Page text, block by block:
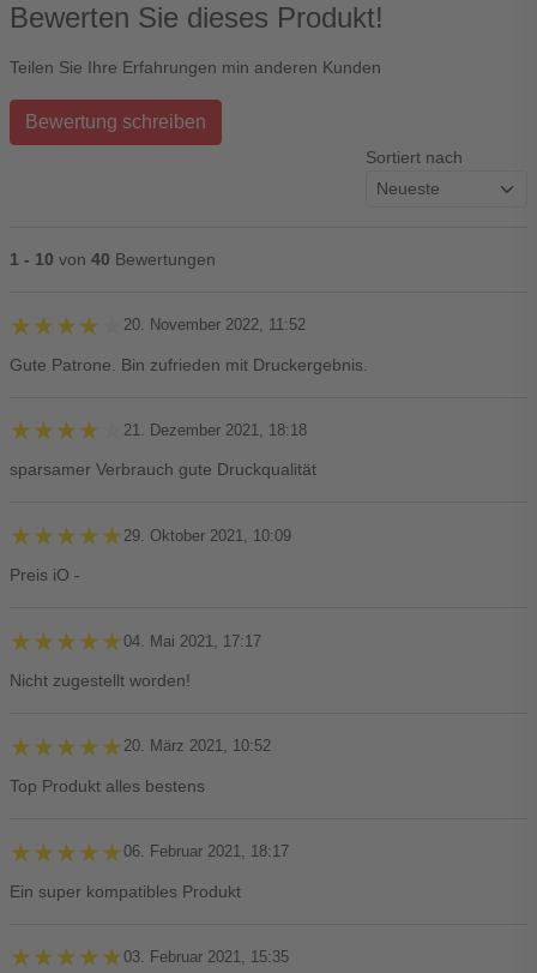
Bewerten Sie dieses Produkt!
Teilen Sie Ihre Erfahrungen min anderen Kunden
Bewertung schreiben
Sortiert nach
1 - 10 von 40 Bewertungen
★★★★★
★★★★★ 20. November 2022, 11:52
Gute Patrone. Bin zufrieden mit Druckergebnis.
★★★★★
★★★★★ 21. Dezember 2021, 18:18
sparsamer Verbrauch gute Druckqualität
★★★★★
★★★★★ 29. Oktober 2021, 10:09
Preis iO -
★★★★★
★★★★★04. Mai 2021, 17:17
Nicht zugestellt worden!
★★★★★
★★★★★ 20. März 2021, 10:52
Top Produkt alles bestens
★★★★★
★★★★★06. Februar 2021, 18:17
Ein super kompatibles Produkt
★★★★★
★★★★★03. Februar 2021, 15:35